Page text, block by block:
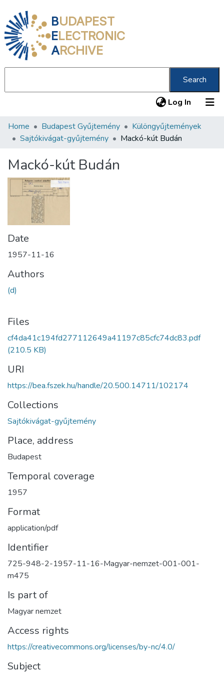
BUDAPEST
ELECTRONIC
ARCHIVE
Search
Log In (current)
Communities & Collections
Statistics
About us
Home Budapest Gyűjtemény
Különgyűjtemények
Sajtókivágat-gyűjtemény
Mackó-kút Budán
Mackó-kút Budán
Date
1957-11-16
Authors
(d)
Files
cf4da41c194fd277112649a41197c85cfc74dc83.pdf
(210.5 KB)
URI
https://bea.fszek.hu/handle/20.500.14711/102174
Collections
Sajtókivágat-gyűjtemény
Place, address
Budapest
Temporal coverage
1957
Format
application/pdf
Identifier
725-948-2-1957-11-16-Magyar-nemzet-001-001-
m475
Is part of
Magyar nemzet
Access rights
https://creativecommons.org/licenses/by-nc/4.0/
Subject